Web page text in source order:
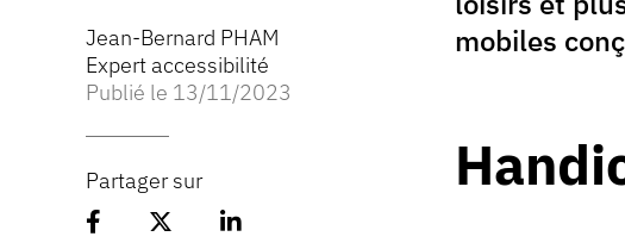
Jean-Bernard PHAM
Expert accessibilité
Publié le 13/11/2023
Partager sur
Partager l'article sur Facebook
Partager l'article sur 𝕏
Partager l'article sur Linkedin
mobiles